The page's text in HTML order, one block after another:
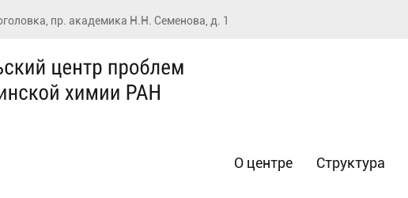
пр. академика Н.Н. Семенова, д. 1
О центре Структура